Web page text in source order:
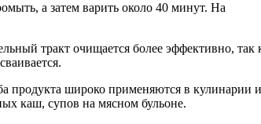
а затем варить около 40 минут. На
тракт очищается более эффективно, так
продукта широко применяются в кулинарии и
каш, супов на мясном бульоне.